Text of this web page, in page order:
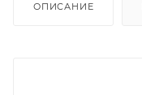
ОПИСАНИЕ